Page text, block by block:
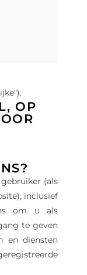
OP
(als
inclusief
om u als
te geven
en diensten